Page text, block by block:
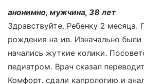
анонимно, мужчина, 38 лет
Здравствуйте. Ребенку 2 месяца.
рождения на ив. Изначально
начались жуткие колики.
педиатром. Врач сказал
Комфорт. сдали капрологию и